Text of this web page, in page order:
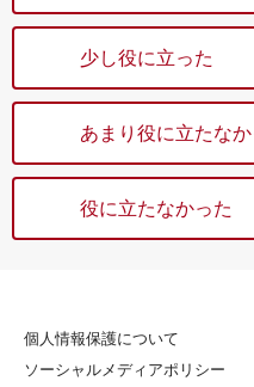
少し役に立った
あまり役に立たなか
役に立たなかった
個人情報保護について
ソーシャルメディアポリシー